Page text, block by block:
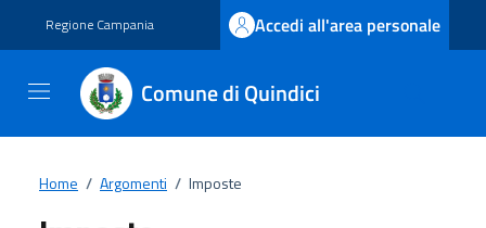
Regione Campania Accedi all'area personale
Comune di Quindici
Home / Argomenti / Imposte